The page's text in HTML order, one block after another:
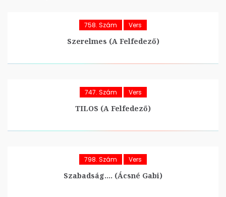
758. Szám Vers
Szerelmes (A Felfedező)
747. Szám Vers
TILOS (A Felfedező)
798. Szám Vers
Szabadság…. (Ácsné Gabi)